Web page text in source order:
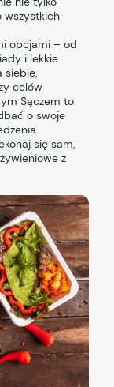
wszystkich
opcjami – od
i lekkie
siebie,
celów
Sączem to
o swoje
się sam,
z